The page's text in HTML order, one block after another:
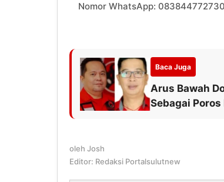
Nomor WhatsApp: 083844772730
Baca Juga
Arus Bawah
Sebagai
oleh Josh
Editor: Redaksi Portalsulutnew